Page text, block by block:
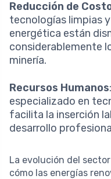
Reducción de
tecnologías limpias
energética están
considerablemente
minería.
Recursos Humanos
especializado en
facilita la inserción
desarrollo
La evolución del
cómo las energías